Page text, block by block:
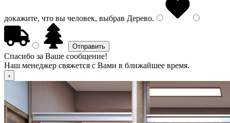
докажите, что вы человек, выбрав Дерево.
Спасибо за Ваше сообщение!
Наш менеджер свяжется с Вами в ближайшее время.